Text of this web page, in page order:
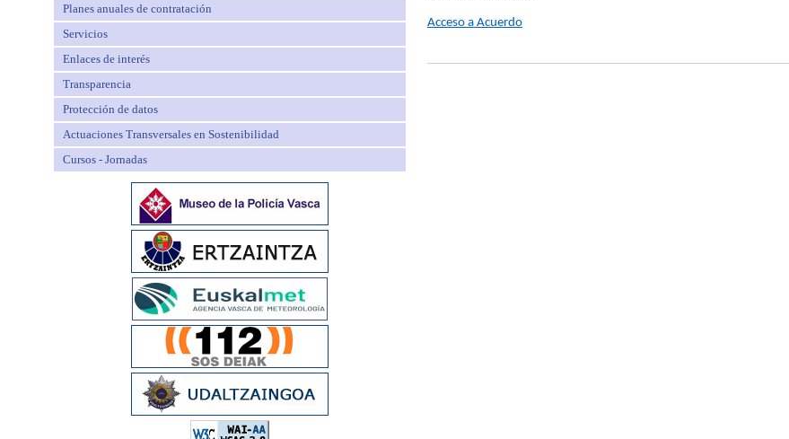
Planes anuales de contratación
Servicios
Enlaces de interés
Transparencia
Protección de datos
Actuaciones Transversales en Sostenibilidad
Cursos - Jornadas
Acceso a Acuerdo